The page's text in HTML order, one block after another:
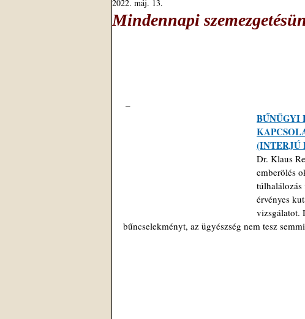
Mindennapi
2022. máj. 13.
–
BŰNÜGYI
(INTERJÚ
Dr. Klaus
emberölés
érvényes
vizsgálatot.
bűncselekményt, az ügyészség nem tesz